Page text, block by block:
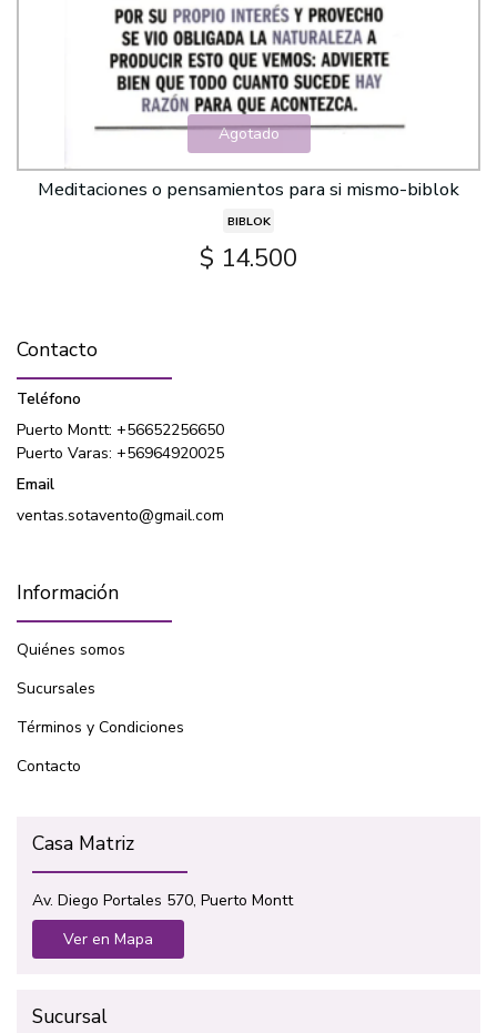
Agotado
Meditaciones o pensamientos para si mismo-biblok
BIBLOK
$ 14.500
Contacto
Teléfono
Puerto Montt: +56652256650
Puerto Varas: +56964920025
Email
ventas.sotavento@gmail.com
Información
Quiénes somos
Sucursales
Términos y Condiciones
Contacto
Casa Matriz
Av. Diego Portales 570, Puerto Montt
Ver en Mapa
Sucursal